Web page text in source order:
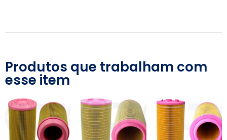
Produtos que trabalham com
esse item